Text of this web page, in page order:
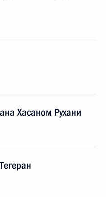
Хасаном Рухани